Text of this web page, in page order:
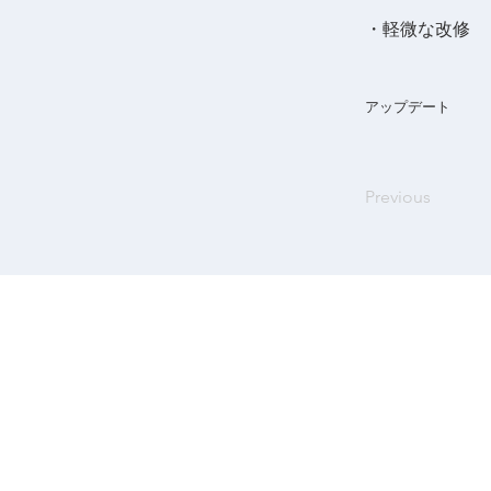
・軽微な改修
アップデート
Previous